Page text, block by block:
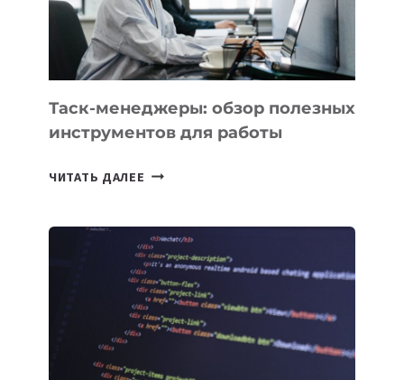
ЕМУ
МОЖНО
ПОРУЧИТЬ
УЖЕ
СЕГОДНЯ
Таск-менеджеры: обзор полезных
инструментов для работы
ЧИТАТЬ ДАЛЕЕ ТАСК-
ПОЛЕЗНЫХ
ИНСТРУМЕНТОВ
ДЛЯ
РАБОТЫ